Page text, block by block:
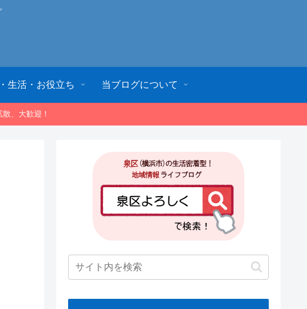
生活・お役立ち 当ブログについて
、大歓迎！